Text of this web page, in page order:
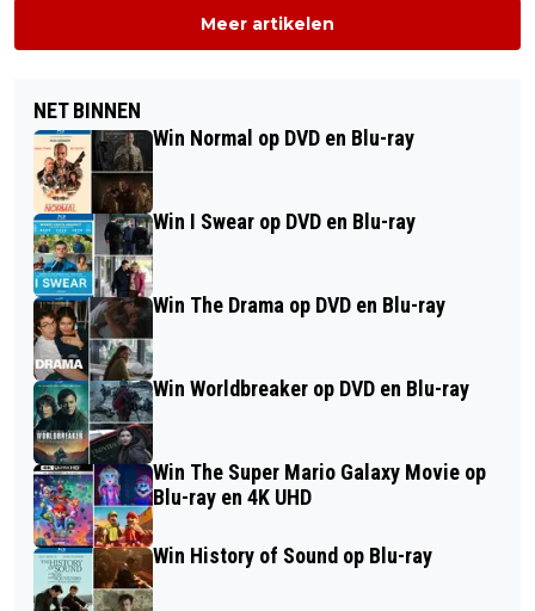
Meer artikelen
NET BINNEN
Win Normal op DVD en Blu-ray
Win I Swear op DVD en Blu-ray
Win The Drama op DVD en Blu-ray
Win Worldbreaker op DVD en Blu-ray
Win The Super Mario Galaxy Movie op
Blu-ray en 4K UHD
Win History of Sound op Blu-ray